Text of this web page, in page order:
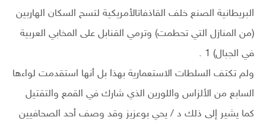
البريطانية الصنع خلف القاذفاتالأمريكية لتسح السكان الهاربين
(من المنازل التي تحطمت) وترمي القنابل على المخابي العربية
في الجبال) 1 .
ولم تكتف السلطات الاستعمارية بهذا بل أنها استقدمت لواءها
السابع من الألزاس واللورين الذي شارك في القمع والتقتيل
كما يشير إلى ذلك د / يحي بوعزيز وقد وصف أحد الصحافيين